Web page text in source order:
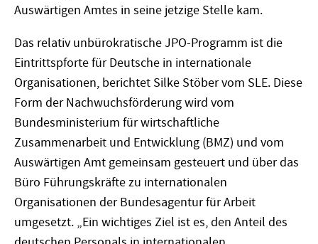
Auswärtigen Amtes in seine jetzige Stelle kam.
Das relativ unbürokratische JPO-Programm ist die
Eintrittspforte für Deutsche in internationale
Organisationen, berichtet Silke Stöber vom SLE. Diese
Form der Nachwuchsförderung wird vom
Bundesministerium für wirtschaftliche
Zusammenarbeit und Entwicklung (BMZ) und vom
Auswärtigen Amt gemeinsam gesteuert und über das
Büro Führungskräfte zu internationalen
Organisationen der Bundesagentur für Arbeit
umgesetzt. „Ein wichtiges Ziel ist es, den Anteil des